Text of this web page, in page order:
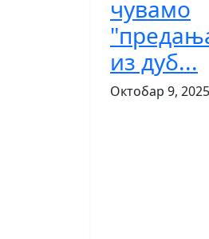
чувамо
из дуб...
Октобар 9, 2025